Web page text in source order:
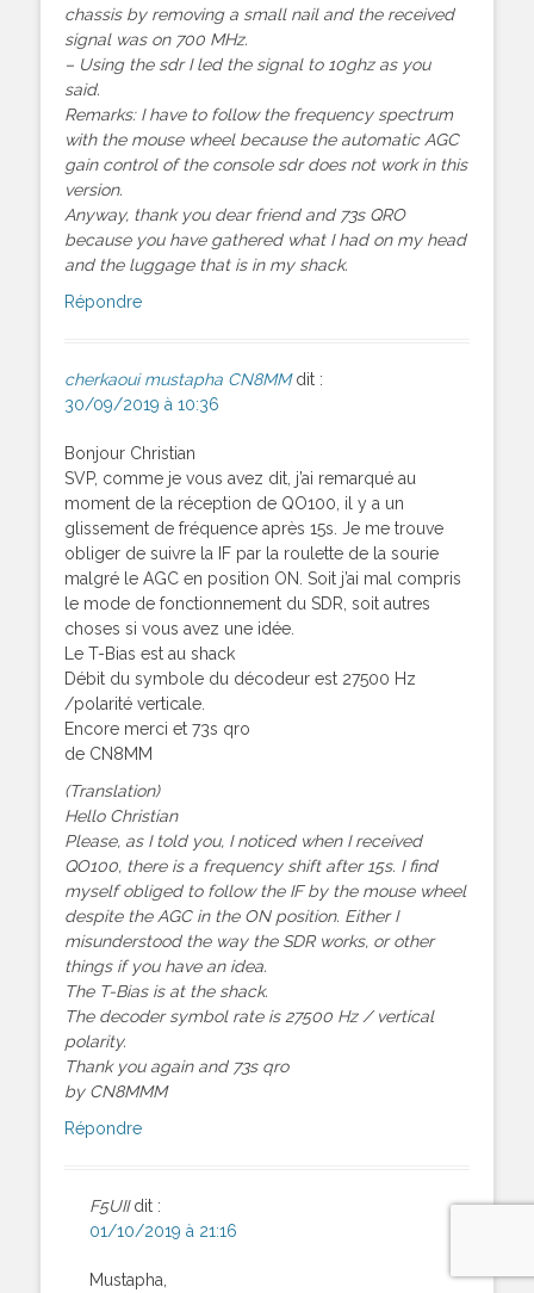
chassis by removing a small nail and the received
signal was on 700 MHz.
– Using the sdr I led the signal to 10ghz as you
said.
Remarks: I have to follow the frequency spectrum
with the mouse wheel because the automatic AGC
gain control of the console sdr does not work in this
version.
Anyway, thank you dear friend and 73s QRO
because you have gathered what I had on my head
and the luggage that is in my shack.
Répondre
cherkaoui mustapha CN8MM dit :
30/09/2019 à 10:36
Bonjour Christian
SVP, comme je vous avez dit, j’ai remarqué au
moment de la réception de QO100, il y a un
glissement de fréquence après 15s. Je me trouve
obliger de suivre la IF par la roulette de la sourie
malgré le AGC en position ON. Soit j’ai mal compris
le mode de fonctionnement du SDR, soit autres
choses si vous avez une idée.
Le T-Bias est au shack
Débit du symbole du décodeur est 27500 Hz
/polarité verticale.
Encore merci et 73s qro
de CN8MM
(Translation)
Hello Christian
Please, as I told you, I noticed when I received
QO100, there is a frequency shift after 15s. I find
myself obliged to follow the IF by the mouse wheel
despite the AGC in the ON position. Either I
misunderstood the way the SDR works, or other
things if you have an idea.
The T-Bias is at the shack.
The decoder symbol rate is 27500 Hz / vertical
polarity.
Thank you again and 73s qro
by CN8MMM
Répondre
F5UII dit :
01/10/2019 à 21:16
Mustapha,